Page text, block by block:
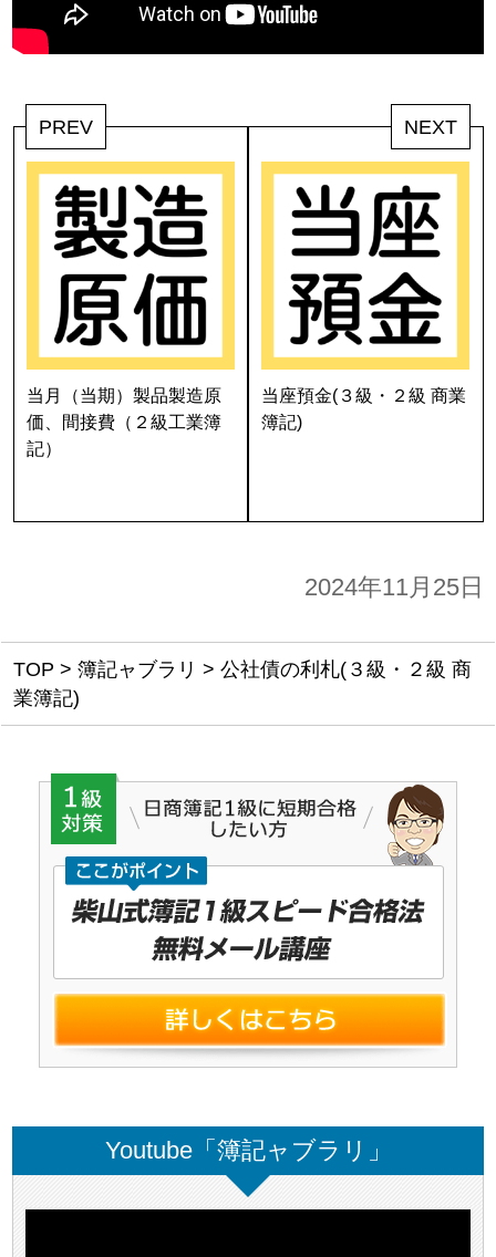
PREV
当月（当期）製品製造原
価、間接費（２級工業簿
記）
NEXT
当座預金(３級・２級 商業
簿記)
2024年11月25日
TOP > 簿記ャブラリ > 公社債の利札(３級・２級 商
業簿記)
Youtube「簿記ャブラリ」